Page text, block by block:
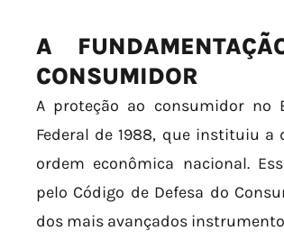
A
CONSUMIDOR
A proteção ao consumidor no
Federal de 1988, que instituiu
ordem econômica nacional.
pelo Código de Defesa do
dos mais avançados